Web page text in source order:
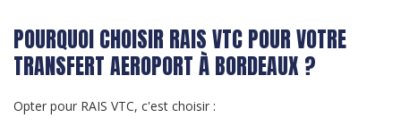
POURQUOI CHOISIR RAIS VTC POUR VOTRE
TRANSFERT AEROPORT À BORDEAUX ?
Opter pour RAIS VTC, c'est choisir :